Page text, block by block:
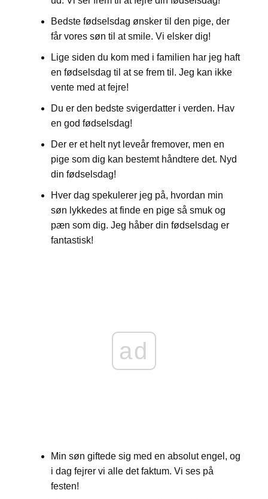
Bedste fødselsdag ønsker til den pige, der
får vores søn til at smile. Vi elsker dig!
Lige siden du kom med i familien har jeg haft
en fødselsdag til at se frem til. Jeg kan ikke
vente med at fejre!
Du er den bedste svigerdatter i verden. Hav
en god fødselsdag!
Der er et helt nyt leveår fremover, men en
pige som dig kan bestemt håndtere det. Nyd
din fødselsdag!
Hver dag spekulerer jeg på, hvordan min
søn lykkedes at finde en pige så smuk og
pæn som dig. Jeg håber din fødselsdag er
fantastisk!
ad
Min søn giftede sig med en absolut engel, og
i dag fejrer vi alle det faktum. Vi ses på
festen!